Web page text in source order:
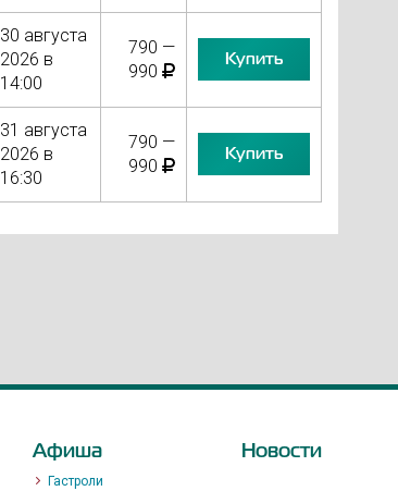
30 августа
2026 в
14:00
790 —
990
Купить
31 августа
2026 в
16:30
790 —
990
Купить
Афиша
Гастроли
Новости